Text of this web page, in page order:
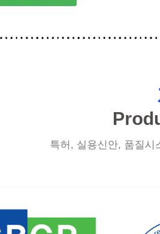
특허, 실용신안, 품질시